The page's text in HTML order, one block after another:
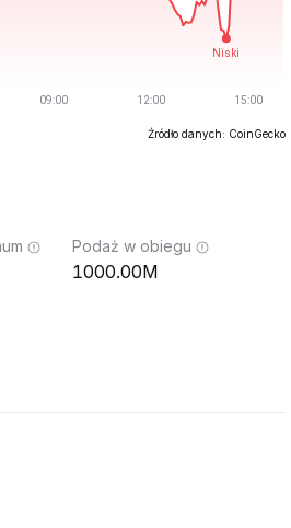
Źródło danych: CoinGecko
Podaż w obiegu
1000.00M